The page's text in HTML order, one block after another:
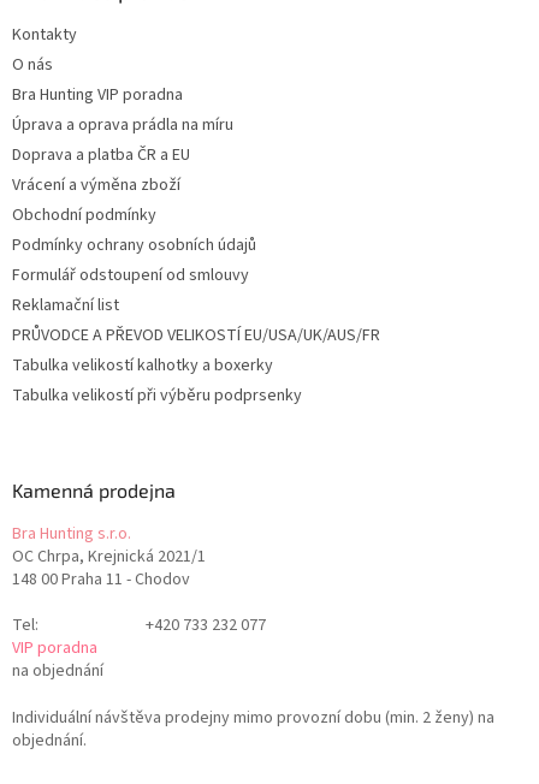
Kontakty
O nás
Bra Hunting VIP poradna
Úprava a oprava prádla na míru
Doprava a platba ČR a EU
Vrácení a výměna zboží
Obchodní podmínky
Podmínky ochrany osobních údajů
Formulář odstoupení od smlouvy
Reklamační list
PRŮVODCE A PŘEVOD VELIKOSTÍ EU/USA/UK/AUS/FR
Tabulka velikostí kalhotky a boxerky
Tabulka velikostí při výběru podprsenky
Kamenná prodejna
Bra Hunting s.r.o.
OC Chrpa, Krejnická 2021/1
148 00 Praha 11 - Chodov
Tel:
+420 733 232 077
VIP poradna
na objednání
Individuální návštěva prodejny mimo provozní dobu (min. 2 ženy) na
objednání.